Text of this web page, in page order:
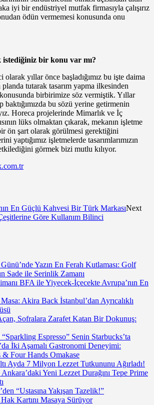
iyi bir endüstriyel mutfak firmasıyla çalışırız
ödün vermemesi konusunda onu
istediğiniz bir konu var mı?
yıllar önce başladığımız bu işte daima
tutarak tasarım yapma ilkesinden
birbirimize söz vermiştik. Yıllar
baktığımızda bu sözü yerine getirmenin
Horeca projelerinde Mimarlık ve İç
lüks olmaktan çıkarak, mekanın işletme
ön şart olarak görülmesi gerektiğini
yaptığımız işletmelerde tasarımlarımızın
görmek bizi mutlu kılıyor.
En Güçlü Kahvesi Bir Türk MarkasıNext
Göre Kullanım Bilinci
Yazın En Ferah Kutlaması: Golf
Sade ile Serinlik Zamanı
BFA ile Yiyecek-İçecekte Avrupa’nın En
Akira Back İstanbul’dan Ayrıcalıklı
Sofralara Zarafet Katan Bir Dokunuş:
“Sparkling Espresso” Senin Starbucks’ta
İki Aşamalı Gastronomi Deneyimi:
Four Hands Omakase
Ayda 7 Milyon Lezzet Tutkununu Ağırladı!
Yeni Lezzet Durağını Tepe Prime
“Ustasına Yakışan Tazelik!”
Kartını Masaya Sürüyor